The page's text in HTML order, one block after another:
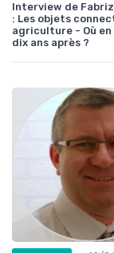
Interview de
: Les objets
agriculture - Où
dix ans après ?